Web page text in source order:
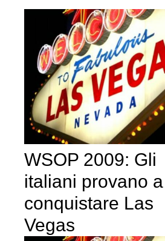
WSOP 2009: Gli
italiani provano a
conquistare Las
Vegas